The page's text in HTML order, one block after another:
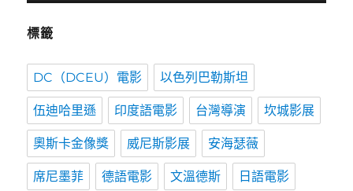
標籤
DC（DCEU）電影 以色列巴勒斯坦
伍迪哈里遜 印度語電影 台灣導演 坎城影展
奧斯卡金像獎 威尼斯影展 安海瑟薇
席尼墨菲 德語電影 文溫德斯 日語電影